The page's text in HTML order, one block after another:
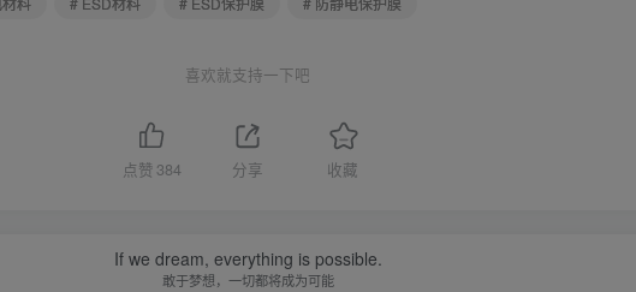
喜欢就支持一下吧
点赞 384 分享 收藏
If we dream, everything is possible.
敢于梦想，一切都将成为可能